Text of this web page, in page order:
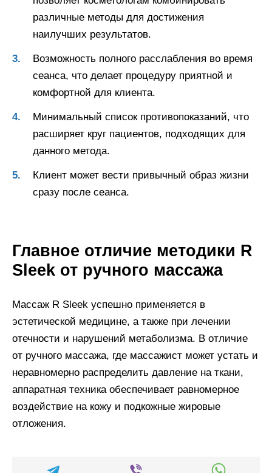
различные методы для достижения
наилучших результатов.
Возможность полного расслабления во время
сеанса, что делает процедуру приятной и
комфортной для клиента.
Минимальный список противопоказаний, что
расширяет круг пациентов, подходящих для
данного метода.
Клиент может вести привычный образ жизни
сразу после сеанса.
Главное отличие методики R
Sleek от ручного массажа
Массаж R Sleek успешно применяется в
эстетической медицине, а также при лечении
отечности и нарушений метаболизма. В отличие
от ручного массажа, где массажист может устать и
неравномерно распределить давление на ткани,
аппаратная техника обеспечивает равномерное
воздействие на кожу и подкожные жировые
отложения.